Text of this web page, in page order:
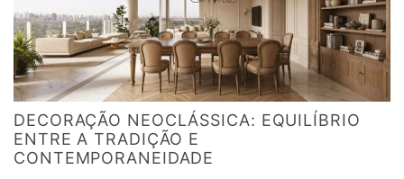
DECORAÇÃO NEOCLÁSSICA: EQUILÍBRIO
ENTRE A TRADIÇÃO E
CONTEMPORANEIDADE